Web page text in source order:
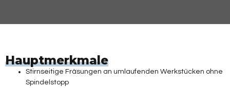
Hauptmerkmale
Stirnseitige Fräsungen an umlaufenden Werkstücken ohne
Spindelstopp